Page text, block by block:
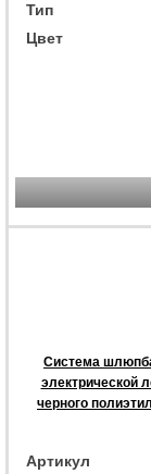
Тип
Цвет
Система
электрической
черного
Артикул